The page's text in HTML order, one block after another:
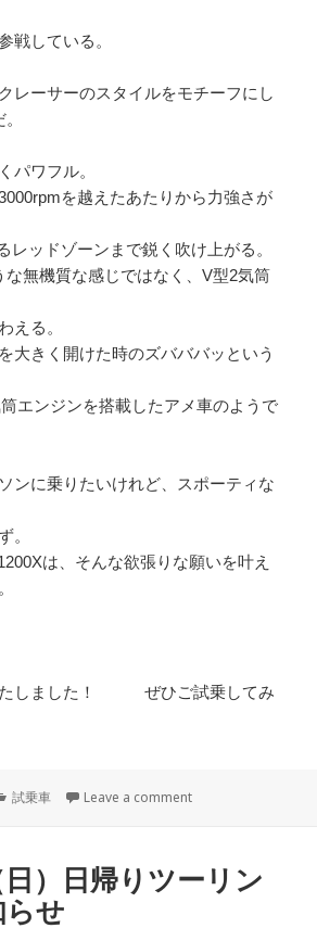
戦している。
レーサーのスタイルをモチーフにし
パワフル。
を越えたあたりから力強さが
レッドゾーンまで鋭く吹け上がる。
な無機質な感じではなく、V型2気筒
える。
大きく開けた時のズバババッという
エンジンを搭載したアメ車のようで
ンに乗りたいけれど、スポーティな
。
は、そんな欲張りな願いを叶え
たしました！ ぜひご試乗してみ
Categories
試乗車 Leave a commenton XR1200 試乗車追
）日帰りツーリン
らせ